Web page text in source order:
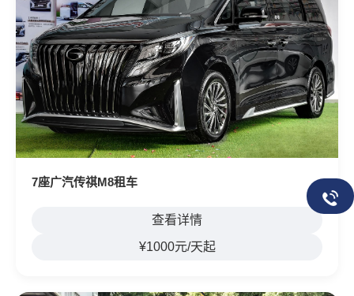
7座广汽传祺M8租车
查看详情
¥1000元/天起